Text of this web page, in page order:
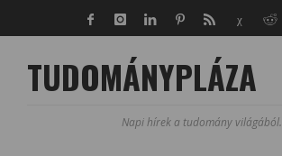
TUDOMÁNYPLÁZA
Napi hírek a tudomány világából.